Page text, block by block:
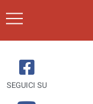
SEGUICI SU